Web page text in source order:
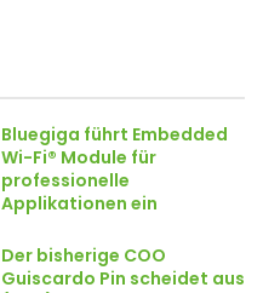
Bluegiga führt Embedded
Wi-Fi® Module für
professionelle
Applikationen ein
Der bisherige COO
Guiscardo Pin scheidet aus